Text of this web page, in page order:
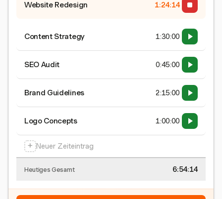
Website Redesign 1:24:15
Content Strategy 1:30:00
SEO Audit 0:45:00
Brand Guidelines 2:15:00
Logo Concepts 1:00:00
+ Neuer Zeiteintrag
Heutiges Gesamt 6:54:15